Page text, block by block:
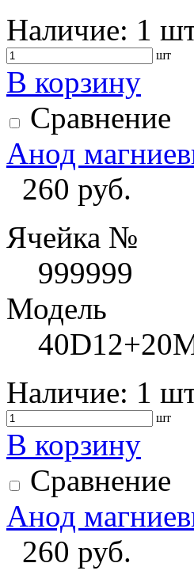
Наличие: 1
шт
В корзину
Сравнение
Анод
260 руб.
Ячейка №
999999
Модель
Наличие: 1
шт
В корзину
Сравнение
Анод
260 руб.